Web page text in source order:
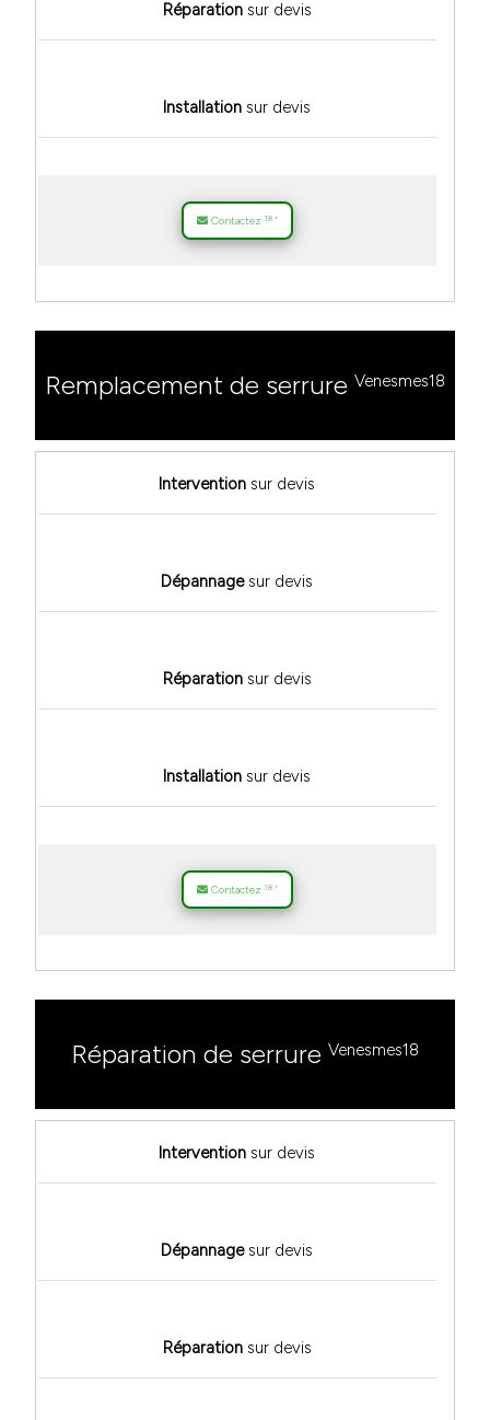
Réparationsur devis
Installation sur devis
Contactez 18 *
Remplacement de serrure Venesmes18
Intervention sur devis
Dépannagesur devis
Réparationsur devis
Installation sur devis
Contactez 18 *
Réparation de serrure Venesmes18
Intervention sur devis
Dépannagesur devis
Réparationsur devis